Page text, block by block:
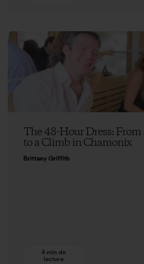
The 48-Hour Dress: From
to a Climb in Chamonix
Brittany Griffith
4 min de
lecture